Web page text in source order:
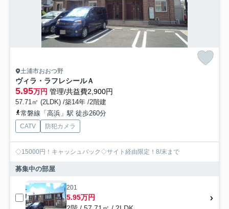
土浦市おおつ野
ヴィラ・ラフレシールＡ
5.95万円 管理/共益費2,900円
57.71㎡ (2LDK) /築14年 /2階建
常磐線「高浜」駅 徒歩260分
CATV 防犯カメラ
◇15000円！キャッシュバック◇サイト経由限定！8/末まで
募集中の部屋
201
5.95万円